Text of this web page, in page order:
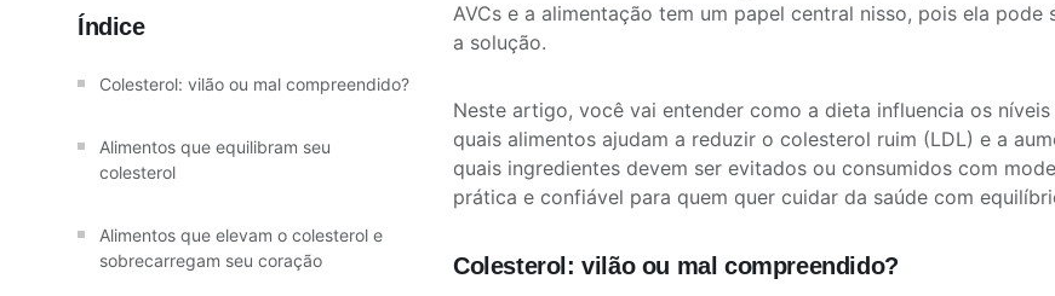
Índice
Colesterol: vilão ou mal compreendido?
Alimentos que equilibram seu
colesterol
Alimentos que elevam o colesterol e
sobrecarregam seu coração
AVCs e a alimentação tem um papel central nisso, pois ela
a solução.
Neste artigo, você vai entender como a dieta influencia os
quais alimentos ajudam a reduzir o colesterol ruim (LDL) e a
quais ingredientes devem ser evitados ou consumidos com
prática e confiável para quem quer cuidar da saúde com
Colesterol: vilão ou mal compreendido?